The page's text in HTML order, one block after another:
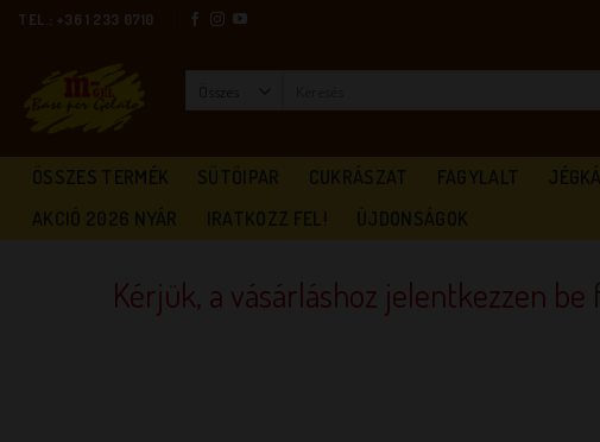
SkipTEL.: +36 1 233 0710
ÖSSZES TERMÉK SÜTŐIPAR CUKRÁSZAT FAGYLALT
AKCIÓ 2026 NYÁR
IRATKOZZ FEL! ÚJDONSÁGOK
Kérjük, a vásárláshoz jelentkezzen be